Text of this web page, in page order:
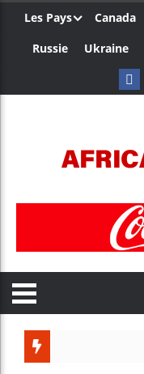
Les Pays Canada
Russie
Ukraine